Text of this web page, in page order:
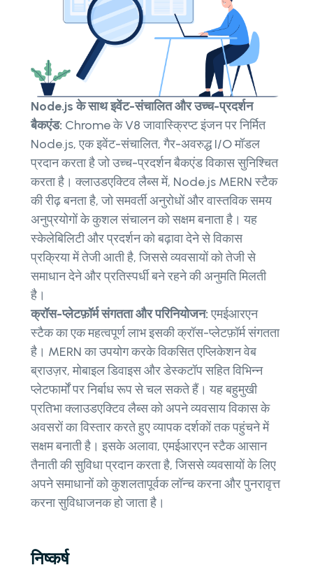
Node.js के साथ इवेंट-संचालित और उच्च-प्रदर्शन
बैकएंड: Chrome के V8 जावास्क्रिप्ट इंजन पर निर्मित
Node.js, एक इवेंट-संचालित, गैर-अवरुद्ध I/O मॉडल
प्रदान करता है जो उच्च-प्रदर्शन बैकएंड विकास सुनिश्चित
करता है। क्लाउडएक्टिव लैब्स में, Node.js MERN स्टैक
की रीढ़ बनता है, जो समवर्ती अनुरोधों और वास्तविक समय
अनुप्रयोगों के कुशल संचालन को सक्षम बनाता है। यह
स्केलेबिलिटी और प्रदर्शन को बढ़ावा देने से विकास
प्रक्रिया में तेजी आती है, जिससे व्यवसायों को तेजी से
समाधान देने और प्रतिस्पर्धी बने रहने की अनुमति मिलती
है।
क्रॉस-प्लेटफ़ॉर्म संगतता और परिनियोजन:एमईआरएन
स्टैक का एक महत्वपूर्ण लाभ इसकी क्रॉस-प्लेटफ़ॉर्म संगतता
है। MERN का उपयोग करके विकसित एप्लिकेशन वेब
ब्राउज़र, मोबाइल डिवाइस और डेस्कटॉप सहित विभिन्न
प्लेटफार्मों पर निर्बाध रूप से चल सकते हैं। यह बहुमुखी
प्रतिभा क्लाउडएक्टिव लैब्स को अपने व्यवसाय विकास के
अवसरों का विस्तार करते हुए व्यापक दर्शकों तक पहुंचने में
सक्षम बनाती है। इसके अलावा, एमईआरएन स्टैक आसान
तैनाती की सुविधा प्रदान करता है, जिससे व्यवसायों के लिए
अपने समाधानों को कुशलतापूर्वक लॉन्च करना और पुनरावृत्त
करना सुविधाजनक हो जाता है।
निष्कर्ष